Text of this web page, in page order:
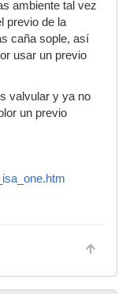
ambiente tal vez
previo de la
caña sople, así
usar un previo
valvular y ya no
un previo